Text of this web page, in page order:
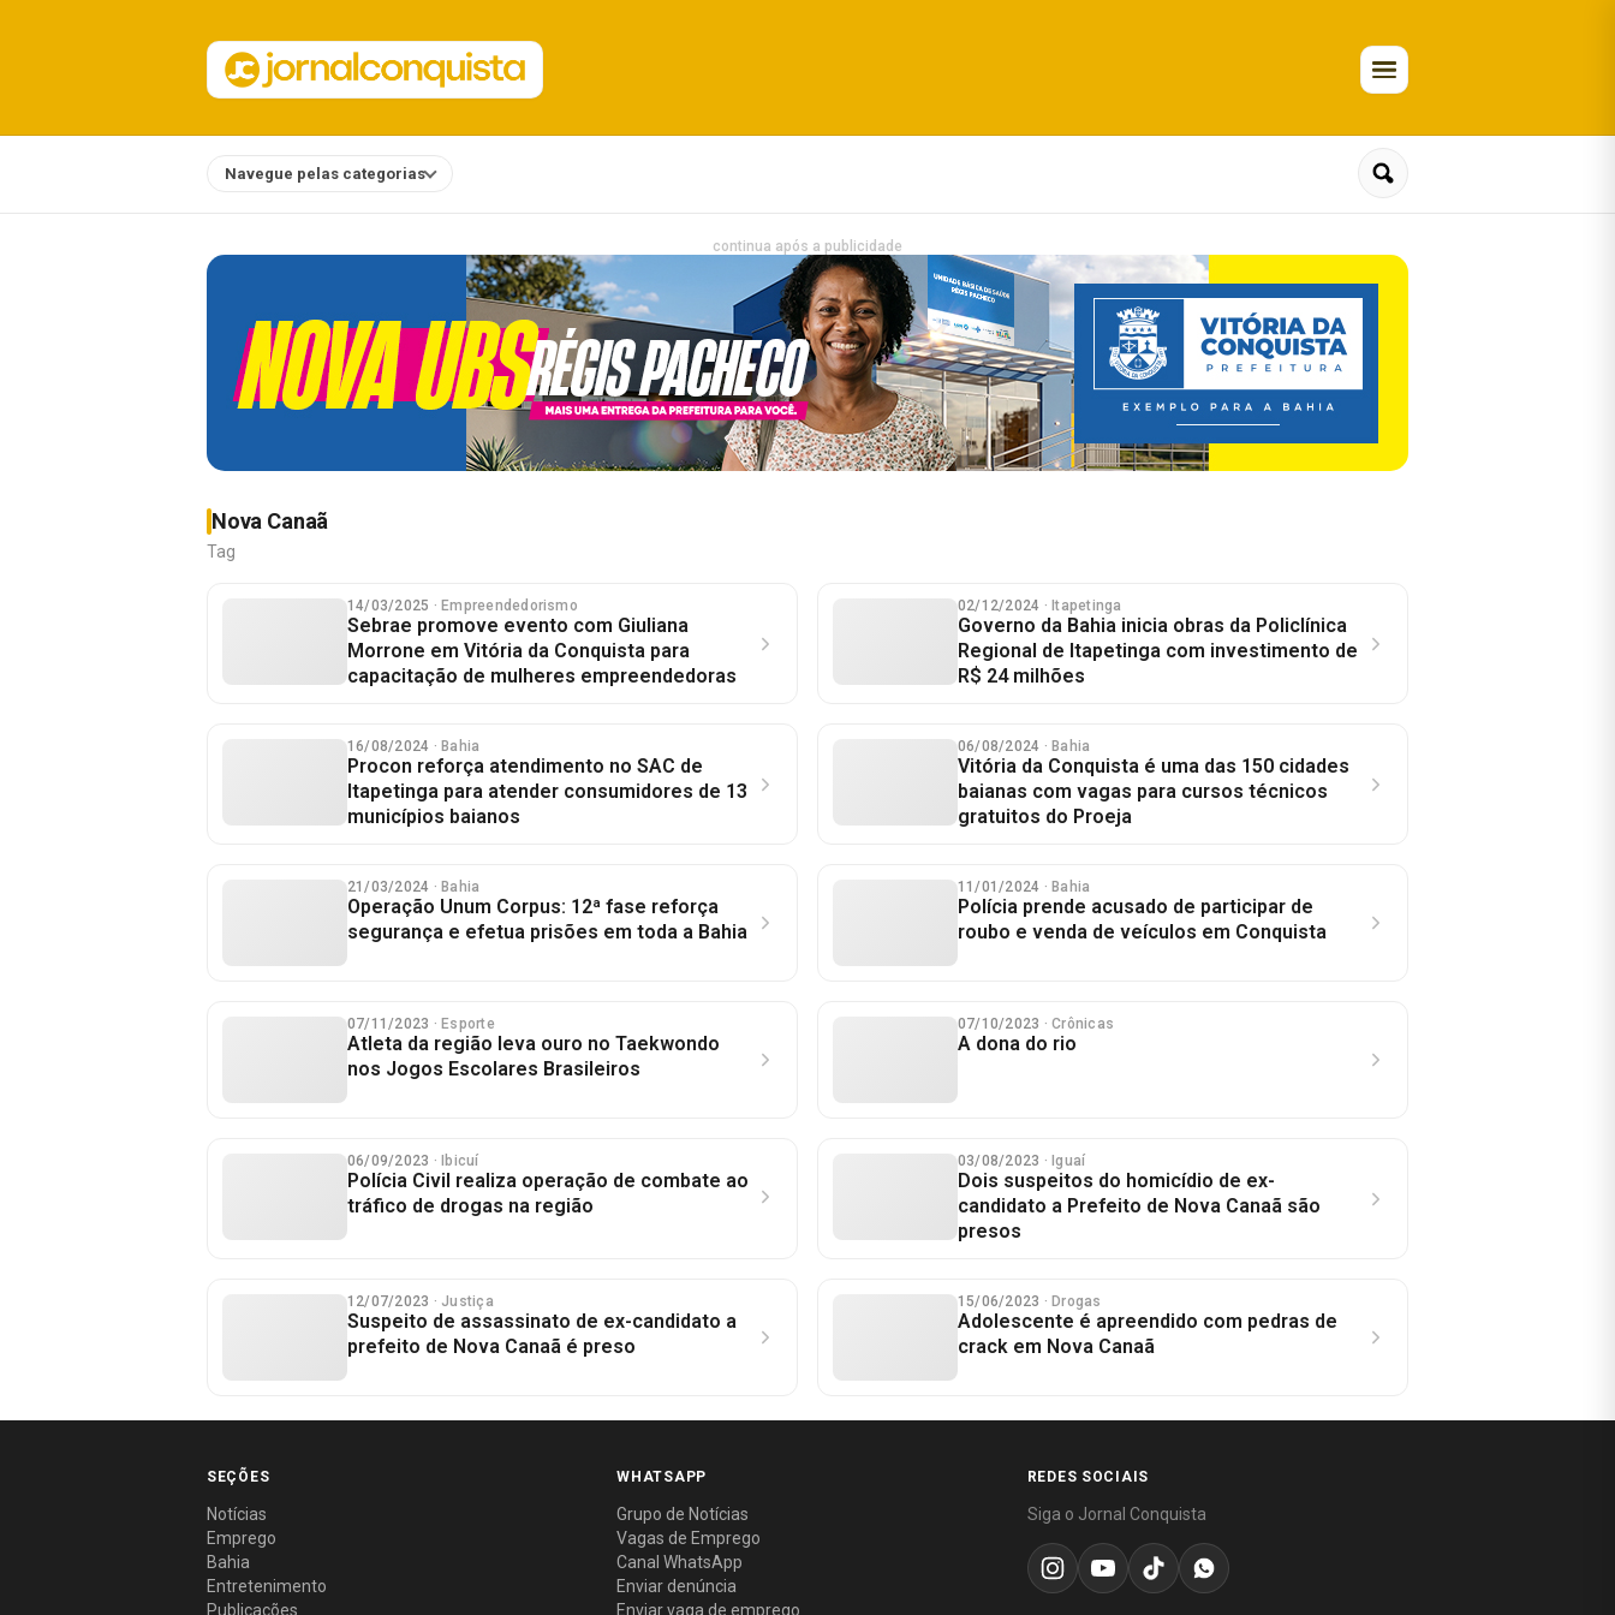
Navegue pelas categorias
continua após a publicidade
Nova Canaã
Tag
14/03/2025 · Empreendedorismo
Sebrae promove evento com Giuliana
Morrone em Vitória da Conquista para
capacitação de mulheres empreendedoras
02/12/2024 · Itapetinga
Governo da Bahia inicia obras da Policlínica
Regional de Itapetinga com investimento de
R$ 24 milhões
16/08/2024 · Bahia
Procon reforça atendimento no SAC de
Itapetinga para atender consumidores de 13
municípios baianos
06/08/2024 · Bahia
Vitória da Conquista é uma das 150 cidades
baianas com vagas para cursos técnicos
gratuitos do Proeja
21/03/2024 · Bahia
Operação Unum Corpus: 12ª fase reforça
segurança e efetua prisões em toda a Bahia
11/01/2024 · Bahia
Polícia prende acusado de participar de
roubo e venda de veículos em Conquista
07/11/2023 · Esporte
Atleta da região leva ouro no Taekwondo
nos Jogos Escolares Brasileiros
07/10/2023 · Crônicas
A dona do rio
06/09/2023 · Ibicuí
Polícia Civil realiza operação de combate ao
tráfico de drogas na região
03/08/2023 · Iguaí
Dois suspeitos do homicídio de ex-
candidato a Prefeito de Nova Canaã são
presos
12/07/2023 · Justiça
Suspeito de assassinato de ex-candidato a
prefeito de Nova Canaã é preso
15/06/2023 · Drogas
Adolescente é apreendido com pedras de
crack em Nova Canaã
SEÇÕES
Notícias
Emprego
Bahia
Entretenimento
Publicações
WHATSAPP
Grupo de Notícias
Vagas de Emprego
Canal WhatsApp
Enviar denúncia
Enviar vaga de emprego
REDES SOCIAIS
Siga o Jornal Conquista